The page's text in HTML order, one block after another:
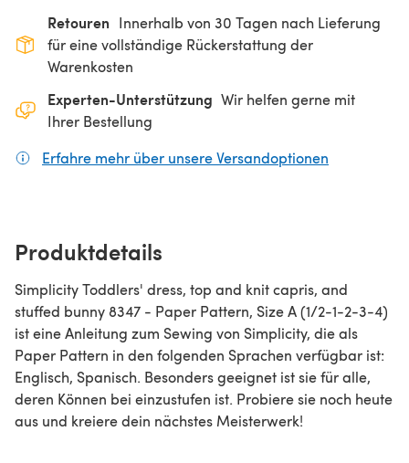
Retouren Innerhalb von 30 Tagen nach Lieferung
für eine vollständige Rückerstattung der
Warenkosten
Experten-Unterstützung Wir helfen gerne mit
Ihrer Bestellung
Erfahre mehr über unsere Versandoptionen
Produktdetails
Simplicity Toddlers' dress, top and knit capris, and
stuffed bunny 8347 - Paper Pattern, Size A (1/2-1-2-3-4)
ist eine Anleitung zum Sewing von Simplicity, die als
Paper Pattern in den folgenden Sprachen verfügbar ist:
Englisch, Spanisch. Besonders geeignet ist sie für alle,
deren Können bei einzustufen ist. Probiere sie noch heute
aus und kreiere dein nächstes Meisterwerk!